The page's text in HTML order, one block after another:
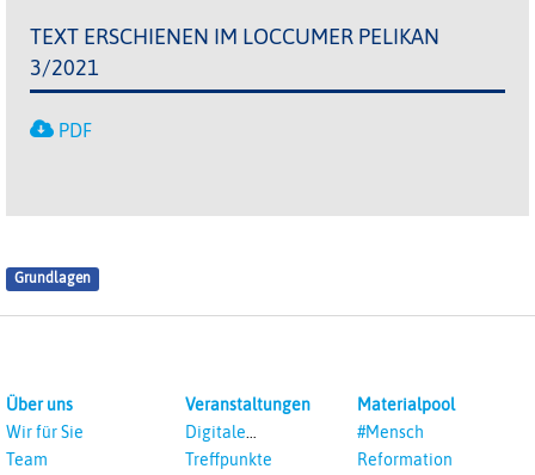
TEXT ERSCHIENEN IM LOCCUMER PELIKAN
3/2021
PDF
Grundlagen
Über uns
Wir für Sie
Team
Veranstaltungen
Digitale
Veranstaltungen
Treffpunkte
Materialpool
#Mensch
Reformation